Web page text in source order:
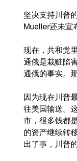
坚决支持川普
Mueller还未宣
现在，共和党
通俄是栽赃陷
通俄的事实。
因为现在川普
往美国输送。
市，很多钱都
的资产继续转
出了事，川普